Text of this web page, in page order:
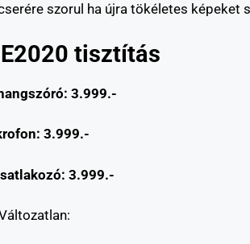
szorul ha újra tökéletes képeket
tisztítás
3.999.-
3.999.-
3.999.-